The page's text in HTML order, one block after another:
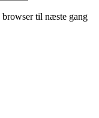
til næste gang